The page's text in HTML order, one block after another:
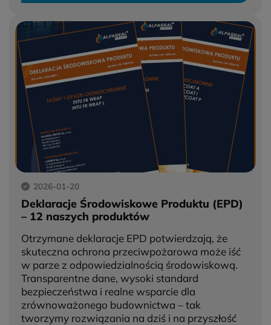
2026-01-20
Deklaracje Środowiskowe Produktu (EPD)
– 12 naszych produktów
Otrzymane deklaracje EPD potwierdzają, że
skuteczna ochrona przeciwpożarowa może iść
w parze z odpowiedzialnością środowiskową.
Transparentne dane, wysoki standard
bezpieczeństwa i realne wsparcie dla
zrównoważonego budownictwa – tak
tworzymy rozwiązania na dziś i na przyszłość